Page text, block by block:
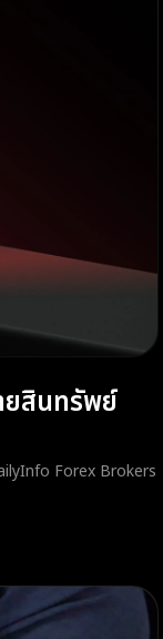
ยสินทรัพย์
Forex Brokers